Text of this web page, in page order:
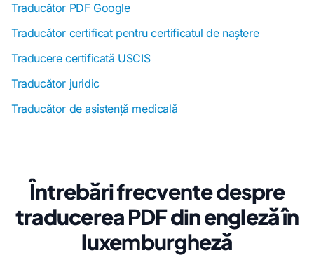
Traducător PDF Google
Traducător certificat pentru certificatul de naștere
Traducere certificată USCIS
Traducător juridic
Traducător de asistență medicală
Întrebări frecvente despre
traducerea PDF din engleză în
luxemburgheză